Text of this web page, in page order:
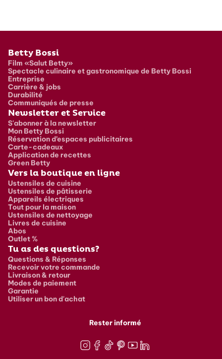
Pied de page
Betty Bossi
Film «Salut Betty»
Spectacle culinaire et gastronomique de Betty Bossi
Entreprise
Carrière & jobs
Durabilité
Communiqués de presse
Newsletter et Service
S'abonner à la newsletter
Mon Betty Bossi
Réservation d’espaces publicitaires
Carte-cadeaux
Application de recettes
Green Betty
Vers la boutique en ligne
Ustensiles de cuisine
Ustensiles de pâtisserie
Appareils électriques
Tout pour la maison
Ustensiles de nettoyage
Livres de cuisine
Abos
Outlet %
Tu as des questions?
Questions & Réponses
Recevoir votre commande
Livraison & retour
Modes de paiement
Garantie
Utiliser un bon d'achat
Rester informé